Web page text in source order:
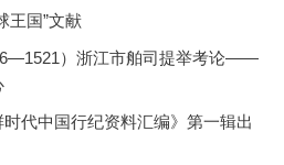
王国”文献
）浙江市舶司提举考论——
代中国行纪资料汇编》第一辑出